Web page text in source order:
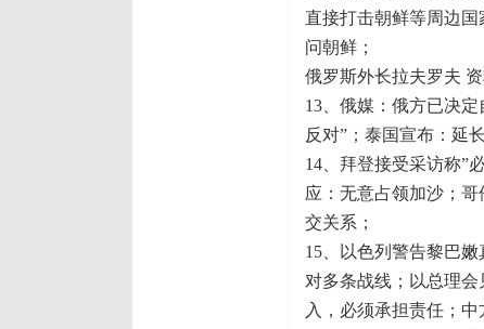
直接打击朝鲜等周边
问朝鲜；
俄罗斯外长拉夫罗夫 资
13、俄媒：俄方已决
反对”；泰国宣布：延
14、拜登接受采访称”
应：无意占领加沙；
交关系；
15、以色列警告黎巴
对多条战线；以总理
入，必须承担责任；中